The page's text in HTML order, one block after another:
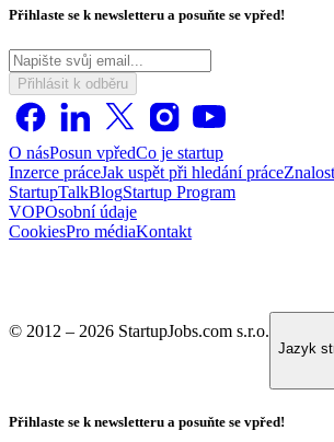
Přihlaste se k newsletteru a posuňte se vpřed!
Přihlásit k odběru
O násPosun vpředCo je startup
Inzerce práceJak uspět při hledání práce
StartupTalkBlogStartup Program
VOPOsobní údaje
CookiesPro médiaKontakt
© 2012 – 2026 StartupJobs.com s.r.o.
Jazyk
Přihlaste se k newsletteru a posuňte se vpřed!